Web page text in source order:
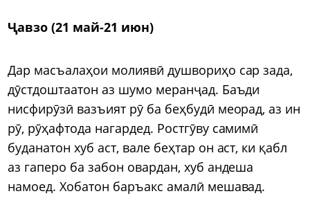
Ҷавзо (21 май-21 июн)
Дар масъалаҳои молиявӣ душвориҳо сар зада,
дӯстдоштаатон аз шумо меранҷад. Баъди
нисфирӯзӣ вазъият рӯ ба беҳбудӣ меорад, аз ин
рӯ, рӯҳафтода нагардед. Ростгӯву самимӣ
буданатон хуб аст, вале беҳтар он аст, ки қабл
аз гаперо ба забон овардан, хуб андеша
намоед. Хобатон баръакс амалӣ мешавад.